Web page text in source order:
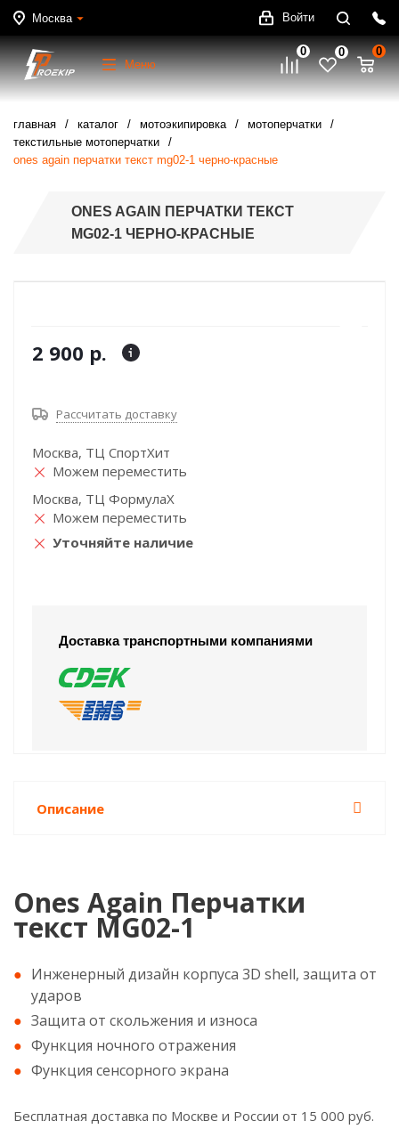
Москва Войти
Меню
0 0 0
главная каталог мотоэкипировка
мотоперчатки
текстильные мотоперчатки
ones again перчатки текст mg02-1 черно-красные
ONES AGAIN ПЕРЧАТКИ ТЕКСТ
MG02-1 ЧЕРНО-КРАСНЫЕ
2 900 р.
Рассчитать доставку
Москва, ТЦ СпортХит
Можем переместить
Москва, ТЦ ФормулаХ
Можем переместить
Уточняйте наличие
Доставка транспортными компаниями
Описание
Ones Again Перчатки
текст MG02-1
Инженерный дизайн корпуса 3D shell, защита от
ударов
Защита от скольжения и износа
Функция ночного отражения
Функция сенсорного экрана
Бесплатная доставка по Москве и России от 15 000 руб.